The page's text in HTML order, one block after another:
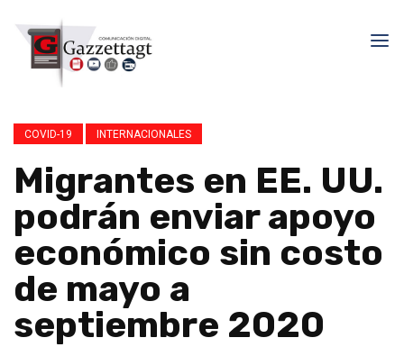
COVID-19 INTERNACIONALES
Migrantes en EE. UU.
podrán enviar apoyo
económico sin costo
de mayo a
septiembre 2020